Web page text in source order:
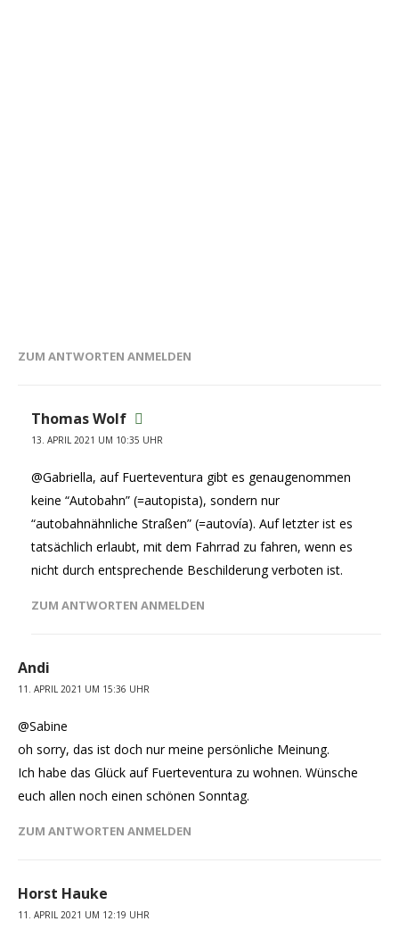
ZUM ANTWORTEN ANMELDEN
Thomas Wolf
13. APRIL 2021 UM 10:35 UHR
@Gabriella, auf Fuerteventura gibt es genaugenommen
keine “Autobahn” (=autopista), sondern nur
“autobahnähnliche Straßen” (=autovía). Auf letzter ist es
tatsächlich erlaubt, mit dem Fahrrad zu fahren, wenn es
nicht durch entsprechende Beschilderung verboten ist.
ZUM ANTWORTEN ANMELDEN
Andi
11. APRIL 2021 UM 15:36 UHR
@Sabine
oh sorry, das ist doch nur meine persönliche Meinung.
Ich habe das Glück auf Fuerteventura zu wohnen. Wünsche
euch allen noch einen schönen Sonntag.
ZUM ANTWORTEN ANMELDEN
Horst Hauke
11. APRIL 2021 UM 12:19 UHR